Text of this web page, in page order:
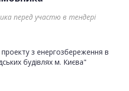
перед участю в тендері
з енергозбереження в
будівлях м. Києва"